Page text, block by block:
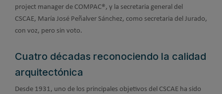
project manager de COMPAC®, y la secretaria general del
CSCAE, María José Peñalver Sánchez, como secretaria del Jurado,
con voz, pero sin voto.
Cuatro décadas reconociendo la calidad
arquitectónica
Desde 1931, uno de los principales objetivos del CSCAE ha sido